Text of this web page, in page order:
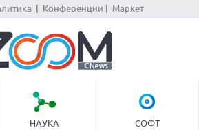
Конференции Маркет
НАУКА СОФТ